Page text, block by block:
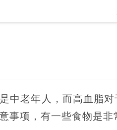
中老年人，而高血脂
事项，有一些食物是